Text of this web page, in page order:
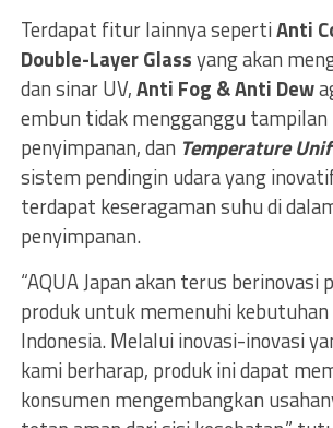
Terdapat fitur lainnya sepertiAnti
Double-Layer Glassyang akan
dan sinar UV,Anti Fog & Anti Dew
embun tidak mengganggu tampilan
penyimpanan, dan Temperature
sistem pendingin udara yang
terdapat keseragaman suhu di
penyimpanan.
“AQUA Japan akan terus berinovasi
produk untuk memenuhi
Indonesia. Melalui inovasi-inovasi
kami berharap, produk ini dapat
konsumen mengembangkan